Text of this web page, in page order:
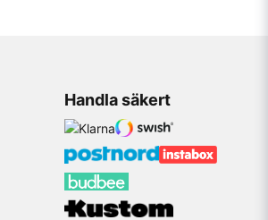
Handla säkert